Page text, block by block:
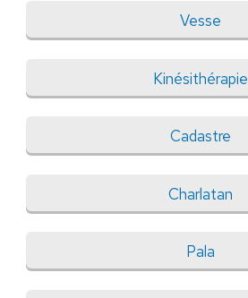
Vesse
Kinésithérapie
Cadastre
Charlatan
Pala